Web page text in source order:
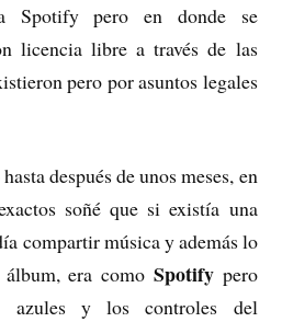
Spotify pero en donde se
licencia libre a través de las
pero por asuntos legales
después de unos meses, en
soñé que si existía una
compartir música y además lo
era como Spotifypero
azules y los controles del